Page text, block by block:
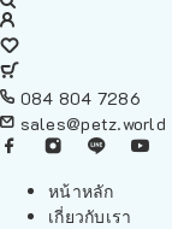
084 804 7286
sales@petz.world
หน้าหลัก
เกี่ยวกับเรา